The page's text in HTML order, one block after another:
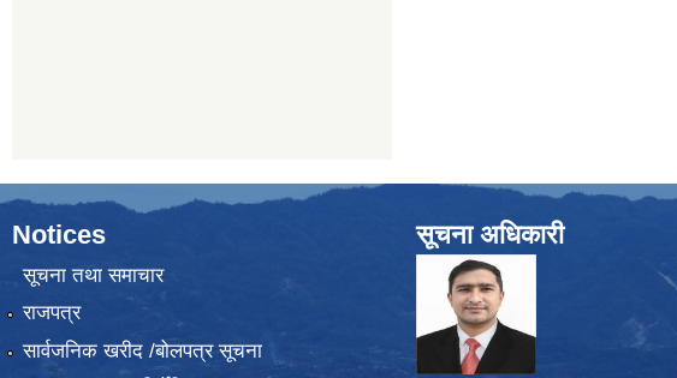
Notices
सूचना तथा समाचार
राजपत्र
सार्वजनिक खरीद /बोलपत्र सूचना
सूचना अधिकारी